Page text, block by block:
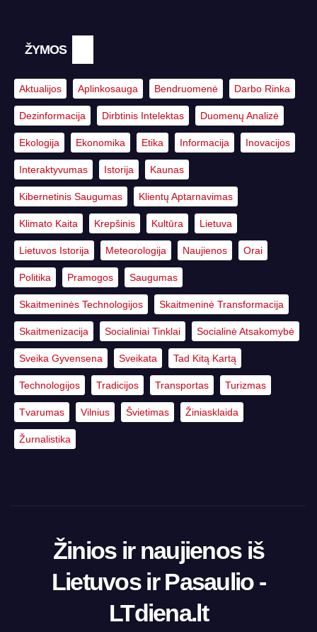
ŽYMOS
Aktualijos Aplinkosauga Bendruomenė Darbo Rinka
Dezinformacija Dirbtinis Intelektas Duomenų Analizė
Ekologija Ekonomika Etika Informacija Inovacijos
Interaktyvumas Istorija Kaunas
Kibernetinis Saugumas Klientų Aptarnavimas
Klimato Kaita Krepšinis Kultūra Lietuva
Lietuvos Istorija Meteorologija Naujienos Orai
Politika Pramogos Saugumas
Skaitmeninės Technologijos Skaitmeninė Transformacija
Skaitmenizacija Socialiniai Tinklai Socialinė Atsakomybė
Sveika Gyvensena Sveikata Tad Kitą Kartą
Technologijos Tradicijos Transportas Turizmas
Tvarumas Vilnius Švietimas Žiniasklaida
Žurnalistika
Žinios ir naujienos iš
Lietuvos ir Pasaulio -
LTdiena.lt